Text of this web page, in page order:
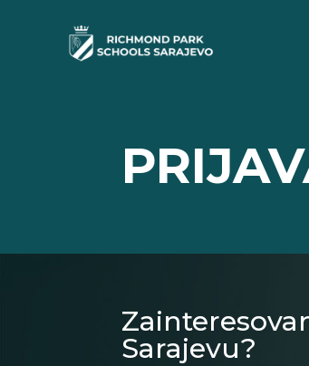
Sarajevu?